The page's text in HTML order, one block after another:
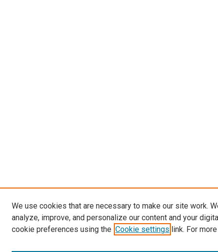
We use cookies that are necessary to make our site work.
analyze, improve, and personalize our content and your
cookie preferences using the Cookie settings link. For